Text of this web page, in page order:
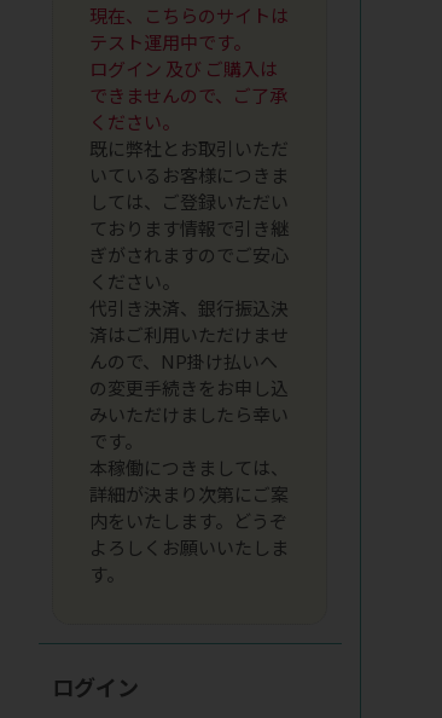
現在、こちらのサイトは
テスト運用中です。
ログイン 及び ご購入は
できませんので、ご了承
ください。
既に弊社とお取引いただ
いているお客様につきま
しては、ご登録いただい
ております情報で引き継
ぎがされますのでご安心
ください。
代引き決済、銀行振込決
済はご利用いただけませ
んので、NP掛け払いへ
の変更手続きをお申し込
みいただけましたら幸い
です。
本稼働につきましては、
詳細が決まり次第にご案
内をいたします。どうぞ
よろしくお願いいたしま
す。
ログイン